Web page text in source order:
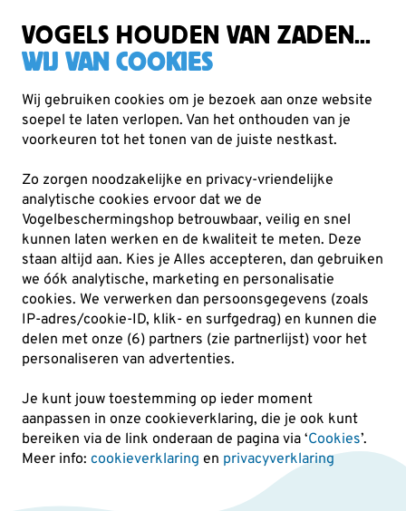
VOGELS HOUDEN VAN ZADEN...
WIJ VAN COOKIES
Wij gebruiken cookies om je bezoek aan onze website
soepel te laten verlopen. Van het onthouden van je
voorkeuren tot het tonen van de juiste nestkast.
Zo zorgen noodzakelijke en privacy-vriendelijke
analytische cookies ervoor dat we de
Vogelbeschermingshop betrouwbaar, veilig en snel
kunnen laten werken en de kwaliteit te meten. Deze
staan altijd aan. Kies je Alles accepteren, dan gebruiken
we óók analytische, marketing en personalisatie
cookies. We verwerken dan persoonsgegevens (zoals
IP-adres/cookie-ID, klik- en surfgedrag) en kunnen die
delen met onze (6) partners (zie partnerlijst) voor het
personaliseren van advertenties.
Je kunt jouw toestemming op ieder moment
aanpassen in onze cookieverklaring, die je ook kunt
bereiken via de link onderaan de pagina via ‘Cookies’.
Meer info: cookieverklaring en privacyverklaring
campagnes
52producten
Vogelbescherming Stern